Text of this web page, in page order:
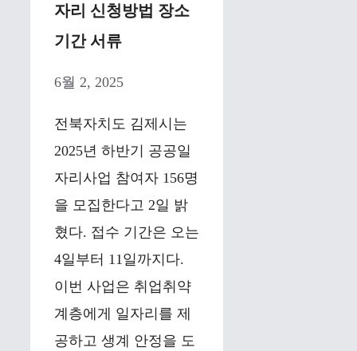
자리 신청방법 장소
기간 서류
6월 2, 2025
전북자치도 김제시는
2025년 하반기 공공일
자리사업 참여자 156명
을 모집한다고 2일 밝
혔다. 접수 기간은 오는
4일부터 11일까지다.
이번 사업은 취업취약
계층에게 일자리를 제
공하고 생계 안정을 도